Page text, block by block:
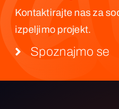
Kontaktirajte nas za
izpeljimo projekt.
Spoznajmo se